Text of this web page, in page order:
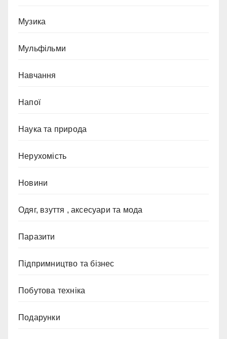
Музика
Мульфільми
Навчання
Напої
Наука та природа
Нерухомість
Новини
Одяг, взуття , аксесуари та мода
Паразити
Підпримництво та бізнес
Побутова техніка
Подарунки